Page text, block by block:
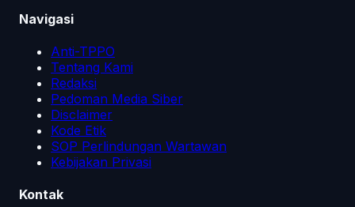
Navigasi
Anti-TPPO
Tentang Kami
Redaksi
Pedoman Media Siber
Disclaimer
Kode Etik
SOP Perlindungan Wartawan
Kebijakan Privasi
Kontak